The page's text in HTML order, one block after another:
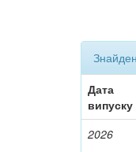
Дата
випуску
2026